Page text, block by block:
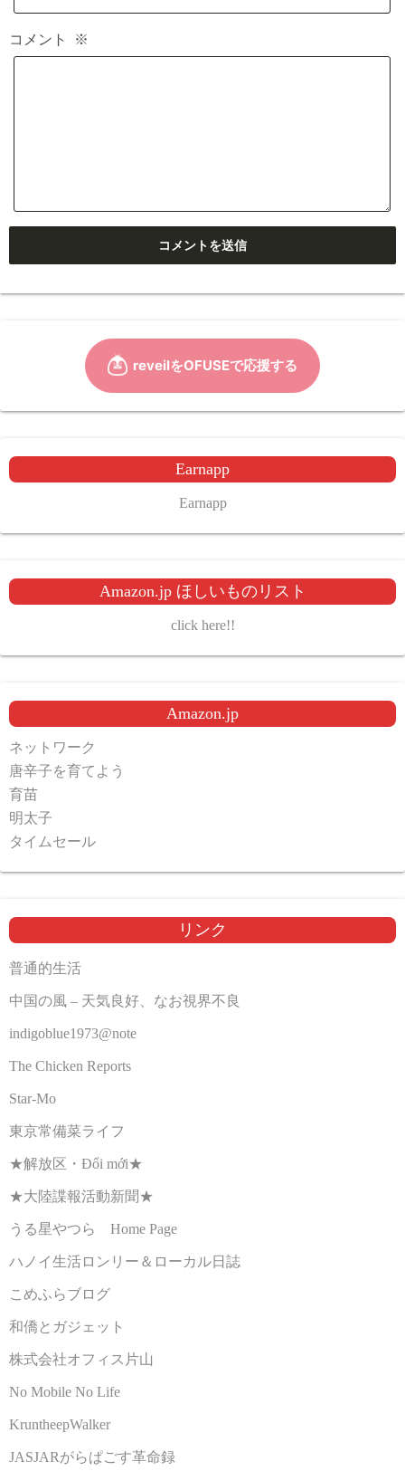
コメント ※
Earnapp
Earnapp
Amazon.jp ほしいものリスト
click here!!
Amazon.jp
ネットワーク
唐辛子を育てよう
育苗
明太子
タイムセール
リンク
普通的生活
中国の風 – 天気良好、なお視界不良
indigoblue1973@note
The Chicken Reports
Star-Mo
東京常備菜ライフ
★解放区・Đổi mới★
★大陸諜報活動新聞★
うる星やつら Home Page
ハノイ生活ロンリー＆ローカル日誌
こめふらブログ
和僑とガジェット
株式会社オフィス片山
No Mobile No Life
KruntheepWalker
JASJARがらぱごす革命録